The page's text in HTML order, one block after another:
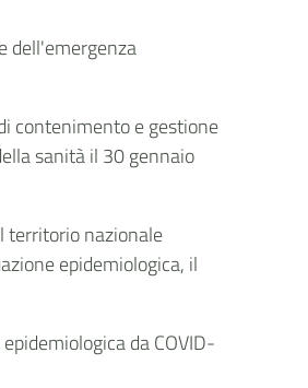
dell'emergenza
contenimento e gestione
sanità il 30 gennaio
territorio nazionale
epidemiologica, il
da COVID-